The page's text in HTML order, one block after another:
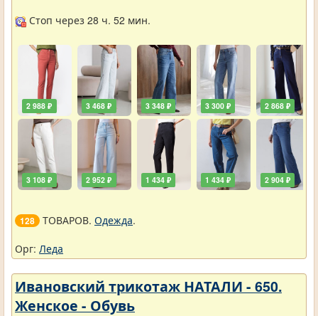
Стоп через 28 ч. 52 мин.
2 988 ₽
3 108 ₽
3 468 ₽
2 952 ₽
3 348 ₽
1 434 ₽
3 300 ₽
1 434 ₽
2 868 ₽
2 904 ₽
128 ТОВАРОВ. Одежда.
Орг: Леда
Ивановский трикотаж НАТАЛИ - 650.
Женское - Обувь